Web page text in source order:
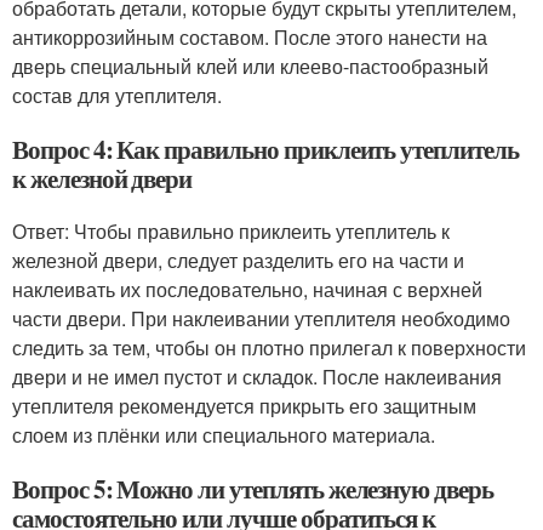
обработать детали, которые будут скрыты утеплителем,
антикоррозийным составом. После этого нанести на
дверь специальный клей или клеево-пастообразный
состав для утеплителя.
Вопрос 4: Как правильно приклеить утеплитель
к железной двери
Ответ: Чтобы правильно приклеить утеплитель к
железной двери, следует разделить его на части и
наклеивать их последовательно, начиная с верхней
части двери. При наклеивании утеплителя необходимо
следить за тем, чтобы он плотно прилегал к поверхности
двери и не имел пустот и складок. После наклеивания
утеплителя рекомендуется прикрыть его защитным
слоем из плёнки или специального материала.
Вопрос 5: Можно ли утеплять железную дверь
самостоятельно или лучше обратиться к